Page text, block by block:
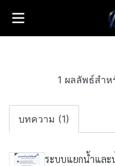
1 ผลลัพธ์สำ
บทความ (1)
ระบบแยกน้ำและ